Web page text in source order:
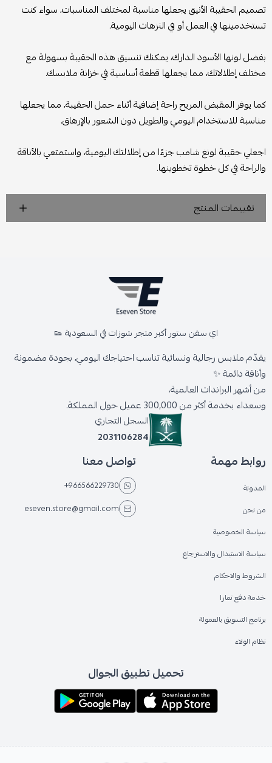
تصميم الحقيبة الأنيق يجعلها مناسبة لمختلف المناسبات، سواء كنت
تستخدمينها في العمل أو في النزهات اليومية.
بفضل لونها الأسود الدارك، يمكنك تنسيق هذه الحقيبة بسهولة مع
مختلف إطلالاتك، مما يجعلها قطعة أساسية في خزانة ملابسك.
كما يوفر المقبض المريح راحة إضافية أثناء حمل الحقيبة، مما يجعلها
مناسبة للاستخدام اليومي والطويل دون الشعور بالإرهاق.
اجعلي حقيبة لونغ شامب جزءًا من إطلالتك اليومية، واستمتعي بالأناقة
والراحة في كل خطوة تخطوينها.
تقييمات المنتج
اي سفن ستور أكبر متجر شوزات في السعودية 👟
يقدّم ملابس رجالية ونسائية تناسب احتياجك اليومي، بجودة مضمونة
وأناقة دائمة ✨
من أشهر البراندات العالمية،
وسعداء بخدمة أكثر من 300,000 عميل حول المملكة.
السجل التجاري
2031106284
روابط مهمة
المدونة
من نحن
سياسة الخصوصية
سياسة الاستبدال والاسترجاع
الشروط والاحكام
خدمة دفع تمارا
برنامج التسويق بالعمولة
نظام الولاء
تواصل معنا
+966566229730
eseven.store@gmail.com
تحميل تطبيق الجوال